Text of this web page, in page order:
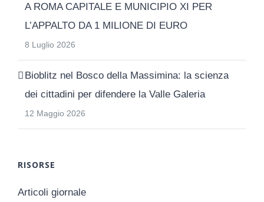
A ROMA CAPITALE E MUNICIPIO XI PER
L’APPALTO DA 1 MILIONE DI EURO
8 Luglio 2026
Bioblitz nel Bosco della Massimina: la scienza
dei cittadini per difendere la Valle Galeria
12 Maggio 2026
RISORSE
Articoli giornale